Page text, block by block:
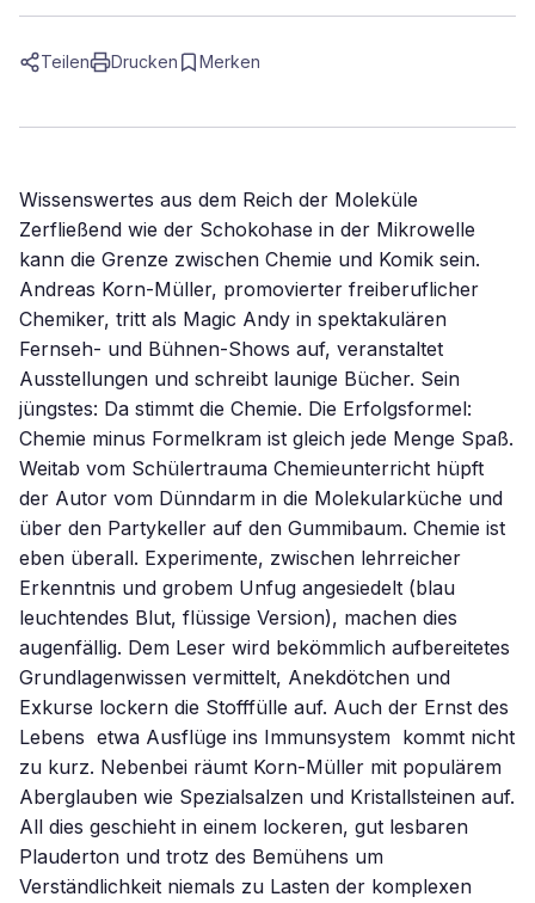
Teilen Drucken Merken
Wissenswertes aus dem Reich der Moleküle
Zerfließend wie der Schokohase in der Mikrowelle
kann die Grenze zwischen Chemie und Komik sein.
Andreas Korn-Müller, promovierter freiberuflicher
Chemiker, tritt als Magic Andy in spektakulären
Fernseh- und Bühnen-Shows auf, veranstaltet
Ausstellungen und schreibt launige Bücher. Sein
jüngstes: Da stimmt die Chemie. Die Erfolgsformel:
Chemie minus Formelkram ist gleich jede Menge Spaß.
Weitab vom Schülertrauma Chemieunterricht hüpft
der Autor vom Dünndarm in die Molekularküche und
über den Partykeller auf den Gummibaum. Chemie ist
eben überall. Experimente, zwischen lehrreicher
Erkenntnis und grobem Unfug angesiedelt (blau
leuchtendes Blut, flüssige Version), machen dies
augenfällig. Dem Leser wird bekömmlich aufbereitetes
Grundlagenwissen vermittelt, Anekdötchen und
Exkurse lockern die Stofffülle auf. Auch der Ernst des
Lebens  etwa Ausflüge ins Immunsystem  kommt nicht
zu kurz. Nebenbei räumt Korn-Müller mit populärem
Aberglauben wie Spezialsalzen und Kristallsteinen auf.
All dies geschieht in einem lockeren, gut lesbaren
Plauderton und trotz des Bemühens um
Verständlichkeit niemals zu Lasten der komplexen